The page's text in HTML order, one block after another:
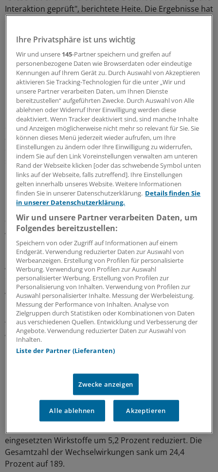
Interaktion geprüft", berichtete Heite. Die Ergebnisse hat
Die 113 einbezogenen Patienten mit einem
Durchschnittsalter von 81,3 Jahren bekamen im
Durchschnitt 9,5 Medikamente. Der Apotheker stieß bei
1070 verabreichten Medikamenten auf 408
Interaktionsmeldungen, das waren immerhin 38
Prozent.
Seither kommt der Apotheker an einem Tag pro Woche
auf die geriatrische Station. Seine Aufgabe ist nicht auf
den Interaktionscheck beschränkt, sondern er kümmert
sich auch um das Medikationsmanagement. "Die
Projektphase hat gezeigt, dass die Fokussierung auf die
Interaktionen zu eng ist", so Heite.
Beim Medikationsmanagement gehe es darum, die
adäquate Medikation bei einer möglichst geringen
Anzahl verordneter Wirkstoffe zu finden, die Zahl der
Interaktionen zu reduzieren, potenziell inadäquate
Medikamente zu identifizieren und durch geeignete
Alternativen zu ersetzen sowie die Wirkstoffe zu
erfassen, die an den veränderten Stoffwechsel von
geriatrischen Patienten angepasst werden müssen.
Der Apotheker schreibt eine Arznei-
Therapieempfehlung, die in der Patientenakte hinterlegt
werden kann. Einmal wöchentlich begleitet er die
Oberarztvisite und bespricht die arzneimittelbezogenen
Datenauswertung zeigt Erfolge
Nach einer Auswertung der Daten von 100 Patienten hat
eingesetzten Wirkstoffe um 5,2 Prozent reduziert. Die
Gesamtzahl der Wechselwirkungen sank um 24,4
Prozent auf 189.
Ihre Privatsphäre ist uns wichtig
Wir und unsere 145-Partner speichern und greifen auf
personenbezogene Daten wie Browserdaten oder eindeutige
Kennungen auf Ihrem Gerät zu. Durch Auswahl von Akzeptieren
aktivieren Sie Tracking-Technologien für die unter „Wir und
unsere Partner verarbeiten Daten, um Ihnen Dienste
bereitzustellen“ aufgeführten Zwecke. Durch Auswahl von Alle
ablehnen oder Widerruf Ihrer Einwilligung werden diese
deaktiviert. Wenn Tracker deaktiviert sind, sind manche Inhalte
und Anzeigen möglicherweise nicht mehr so relevant für Sie. Sie
können dieses Menü jederzeit wieder aufrufen, um Ihre
Einstellungen zu ändern oder Ihre Einwilligung zu widerrufen,
indem Sie auf den Link Voreinstellungen verwalten am unteren
Rand der Webseite klicken [oder das schwebende Symbol unten
links auf der Webseite, falls zutreffend]. Ihre Einstellungen
gelten innerhalb unseres Website. Weitere Informationen
finden Sie in unserer Datenschutzerklärung. Details finden Sie
in unserer Datenschutzerklärung.
Wir und unsere Partner verarbeiten Daten, um
Folgendes bereitzustellen:
Speichern von oder Zugriff auf Informationen auf einem
Endgerät. Verwendung reduzierter Daten zur Auswahl von
Werbeanzeigen. Erstellung von Profilen für personalisierte
Werbung. Verwendung von Profilen zur Auswahl
personalisierter Werbung. Erstellung von Profilen zur
Personalisierung von Inhalten. Verwendung von Profilen zur
Auswahl personalisierter Inhalte. Messung der Werbeleistung.
Messung der Performance von Inhalten. Analyse von
Zielgruppen durch Statistiken oder Kombinationen von Daten
aus verschiedenen Quellen. Entwicklung und Verbesserung der
Angebote. Verwendung reduzierter Daten zur Auswahl von
Inhalten.
Liste der Partner (Lieferanten)
Zwecke anzeigen
Alle ablehnen Akzeptieren